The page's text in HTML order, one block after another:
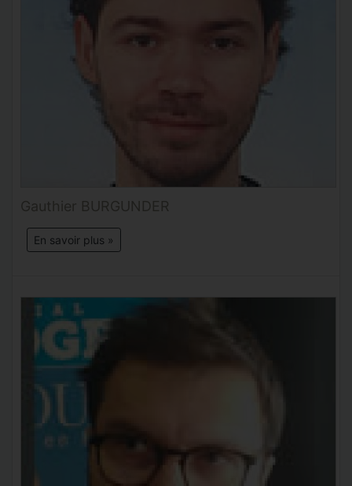
Gauthier BURGUNDER
En savoir plus »